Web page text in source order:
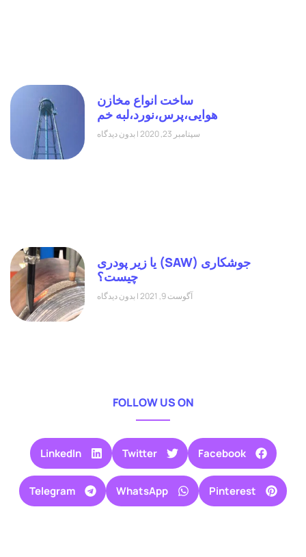
ساخت انواع مخازن
هوایی،پرس،نورد،لبه خم
سپتامبر 23, 2020 بدون دیدگاه
جوشکاری (SAW) یا زیر پودری
چیست؟
آگوست 9, 2021 بدون دیدگاه
FOLLOW US ON
Facebook
Twitter
LinkedIn
Pinterest
WhatsApp
Telegram